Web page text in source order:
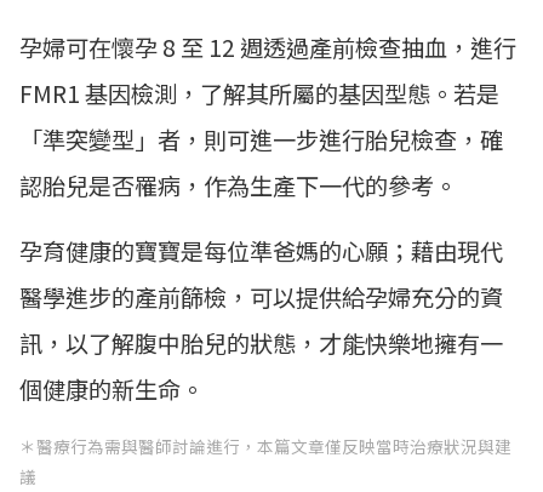
孕婦可在懷孕 8 至 12 週透過產前檢查抽血，進行
FMR1 基因檢測，了解其所屬的基因型態。若是
「準突變型」者，則可進一步進行胎兒檢查，確
認胎兒是否罹病，作為生產下一代的參考。
孕育健康的寶寶是每位準爸媽的心願；藉由現代
醫學進步的產前篩檢，可以提供給孕婦充分的資
訊，以了解腹中胎兒的狀態，才能快樂地擁有一
個健康的新生命。
＊醫療行為需與醫師討論進行，本篇文章僅反映當時治療狀況與建
議